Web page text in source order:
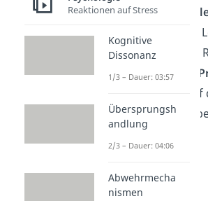
vor allem auf die
Person im Laufe des
zurückzuführen. Die
sich sowohl auf das
(Mutter) als auch auf
(Abteilungsleiterin)
Reaktionen auf Stress
Kognitive
Dissonanz
1/3 – Dauer: 03:57
Übersprungsh
andlung
2/3 – Dauer: 04:06
Abwehrmecha
nismen